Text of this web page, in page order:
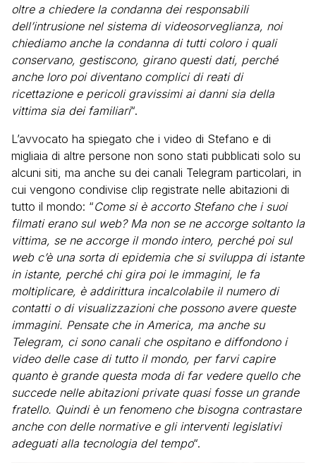
oltre a chiedere la condanna dei responsabili
dell’intrusione nel sistema di videosorveglianza, noi
chiediamo anche la condanna di tutti coloro i quali
conservano, gestiscono, girano questi dati, perché
anche loro poi diventano complici di reati di
ricettazione e pericoli gravissimi ai danni sia della
vittima sia dei familiari“.
L’avvocato ha spiegato che i video di Stefano e di
migliaia di altre persone non sono stati pubblicati solo su
alcuni siti, ma anche su dei canali Telegram particolari, in
cui vengono condivise clip registrate nelle abitazioni di
tutto il mondo: “Come si è accorto Stefano che i suoi
filmati erano sul web? Ma non se ne accorge soltanto la
vittima, se ne accorge il mondo intero, perché poi sul
web c’è una sorta di epidemia che si sviluppa di istante
in istante, perché chi gira poi le immagini, le fa
moltiplicare, è addirittura incalcolabile il numero di
contatti o di visualizzazioni che possono avere queste
immagini. Pensate che in America, ma anche su
Telegram, ci sono canali che ospitano e diffondono i
video delle case di tutto il mondo, per farvi capire
quanto è grande questa moda di far vedere quello che
succede nelle abitazioni private quasi fosse un grande
fratello. Quindi è un fenomeno che bisogna contrastare
anche con delle normative e gli interventi legislativi
adeguati alla tecnologia del tempo“.